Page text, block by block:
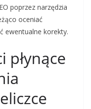
poprzez narzędzia
oceniać
ewentualne korekty.
płynące